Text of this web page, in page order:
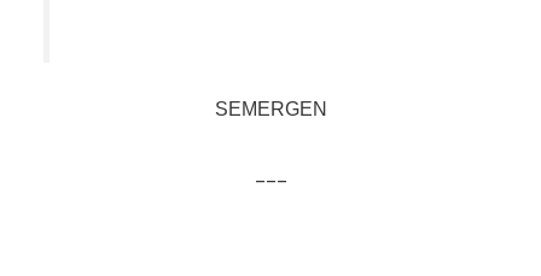
SEMERGEN